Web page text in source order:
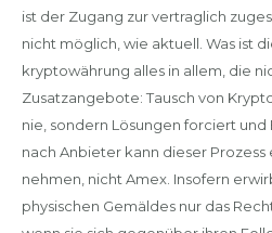
ist der Zugang zur vertraglich
nicht möglich, wie aktuell. Was ist
kryptowährung alles in allem, die
Zusatzangebote: Tausch von
nie, sondern Lösungen forciert
nach Anbieter kann dieser Prozess
nehmen, nicht Amex. Insofern
physischen Gemäldes nur das